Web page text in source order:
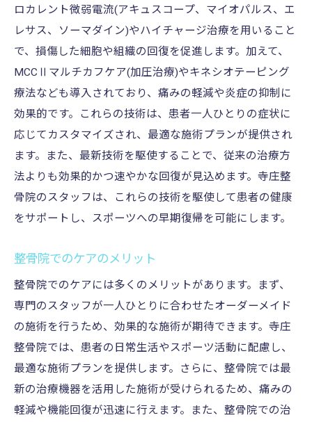
ロカレント微弱電流(アキュスコープ、マイオパルス、エ
レサス、ソーマダイン)やハイチャージ治療を用いること
で、損傷した細胞や組織の回復を促進します。加えて、
MCCⅡマルチカフケア(加圧治療)やキネシオテーピング
療法なども導入されており、痛みの軽減や炎症の抑制に
効果的です。これらの技術は、患者一人ひとりの症状に
応じてカスタマイズされ、最適な施術プランが提供され
ます。また、最新技術を駆使することで、従来の治療方
法よりも効果的かつ速やかな回復が見込めます。寺庄整
骨院のスタッフは、これらの技術を駆使して患者の健康
をサポートし、スポーツへの早期復帰を可能にします。
整骨院でのケアのメリット
整骨院でのケアには多くのメリットがあります。まず、
専門のスタッフが一人ひとりに合わせたオーダーメイド
の施術を行うため、効果的な施術が期待できます。寺庄
整骨院では、患者の日常生活やスポーツ活動に配慮し、
最適な施術プランを提供します。さらに、整骨院では最
新の治療機器を活用した施術が受けられるため、痛みの
軽減や機能回復が迅速に行えます。また、整骨院での治